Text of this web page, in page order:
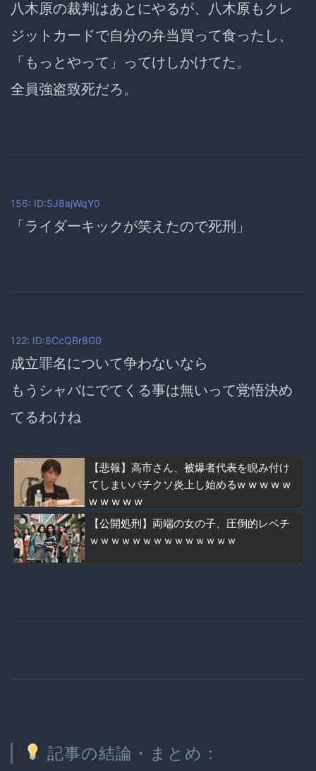
八木原の裁判はあとにやるが、八木原もクレ
ジットカードで自分の弁当買って食ったし、
「もっとやって」ってけしかけてた。
全員強盗致死だろ。
156: ID:SJ8ajWqY0
「ライダーキックが笑えたので死刑」
122: ID:8CcQBr8G0
成立罪名について争わないなら
もうシャバにでてくる事は無いって覚悟決め
てるわけね
【悲報】高市さん、被爆者代表を睨み付け
てしまいバチクソ炎上し始めるw w w w w
w w w w w
【公開処刑】両端の女の子、圧倒的レベチ
ｗｗｗｗｗｗｗｗｗｗｗｗｗｗ
記事の結論・まとめ：